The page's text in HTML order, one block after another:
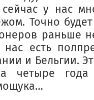
у нас
Точно
раньше
есть
и Бельгии.
четыре